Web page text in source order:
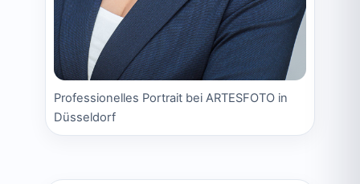
Professionelles Portrait bei ARTESFOTO in
Düsseldorf